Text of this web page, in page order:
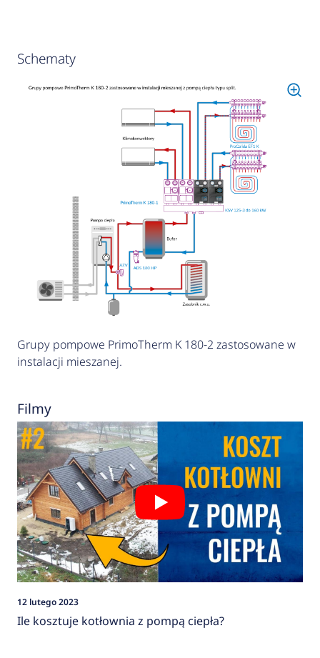
Schematy
Grupy pompowe PrimoTherm K 180-2 zastosowane w
instalacji mieszanej.
Filmy
12 lutego 2023
Ile kosztuje kotłownia z pompą ciepła?